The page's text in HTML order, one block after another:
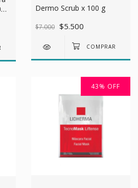
Dermo Scrub x 100 g
$7.000 $5.500
43% OFF